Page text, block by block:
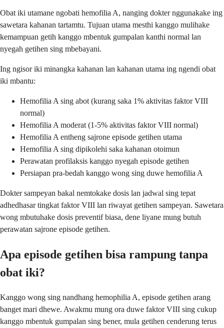
Obat iki utamane ngobati hemofilia A, nanging dokter nggunakake ing
sawetara kahanan tartamtu. Tujuan utama mesthi kanggo mulihake
kemampuan getih kanggo mbentuk gumpalan kanthi normal lan
nyegah getihen sing mbebayani.
Ing ngisor iki minangka kahanan lan kahanan utama ing ngendi obat
iki mbantu:
Hemofilia A sing abot (kurang saka 1% aktivitas faktor VIII
normal)
Hemofilia A moderat (1-5% aktivitas faktor VIII normal)
Hemofilia A entheng sajrone episode getihen utama
Hemofilia A sing dipikolehi saka kahanan otoimun
Perawatan profilaksis kanggo nyegah episode getihen
Persiapan pra-bedah kanggo wong sing duwe hemofilia A
Dokter sampeyan bakal nemtokake dosis lan jadwal sing tepat
adhedhasar tingkat faktor VIII lan riwayat getihen sampeyan. Sawetara
wong mbutuhake dosis preventif biasa, dene liyane mung butuh
perawatan sajrone episode getihen.
Apa episode getihen bisa rampung tanpa
obat iki?
Kanggo wong sing nandhang hemophilia A, episode getihen arang
banget mari dhewe. Awakmu mung ora duwe faktor VIII sing cukup
kanggo mbentuk gumpalan sing bener, mula getihen cenderung terus